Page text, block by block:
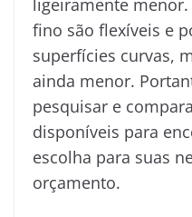
fino são flexíveis e
superfícies curvas,
ainda menor.
pesquisar e
disponíveis para
escolha para suas
orçamento.